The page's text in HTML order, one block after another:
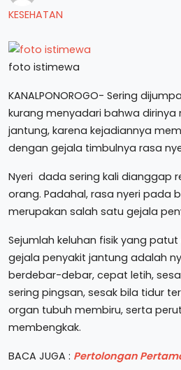
KESEHATAN
foto istimewa
KANALPONOROGO- Sering
kurang menyadari bahwa
jantung, karena kejadiannya
dengan gejala timbulnya rasa
Nyeri dada sering kali dianggap
orang. Padahal, rasa nyeri pada
merupakan salah satu gejala
Sejumlah keluhan fisik yang
gejala penyakit jantung adalah
berdebar-debar, cepat letih,
sering pingsan, sesak bila tidur
organ tubuh membiru, serta
membengkak.
BACA JUGA : Pertolongan